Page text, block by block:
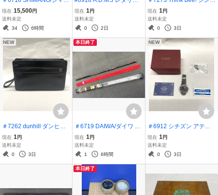
探見丸 CV-FISH 魚群探知
機 動作確認済 付属品有 ベ
ース クランプ 釣具
現在 15,500円
送料未定
34
6時間
グデザイン オーガナイザ
ー パース カモフラージュ
柄 23SA06011 長財布
現在 1円
送料未定
0
2日
ビー バッグ トート ゴブラ
ン織り 花柄刺
現在 1 円
送料未定
0
3日
NEW
＃7262 dunhill ダンヒル
セカンドバッグ クラッチ
バッグ レザー ブラック 黒
現在 1 円
送料未定
0
3日
本日終了
＃6719 DAIWA/ダイワ A
morphous WHISKER/アモ
ルファス ウィスカー 磯 0
6号 63 フカセ 竿 ロッド
現在 1 円
送料未定
1
6時間
NEW
＃6912 シチズン アテッ
サ H410-1003788 電波ソ
ーラー チタン デイト 黒文
字盤 メンズ腕時計 動作未
現在 1 円
送料未定
0
3日
本日終了